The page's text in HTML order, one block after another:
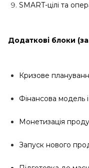
SMART-цілі та
Додаткові блоки
Кризове
Фінансова модель
Монетизація
Запуск нового